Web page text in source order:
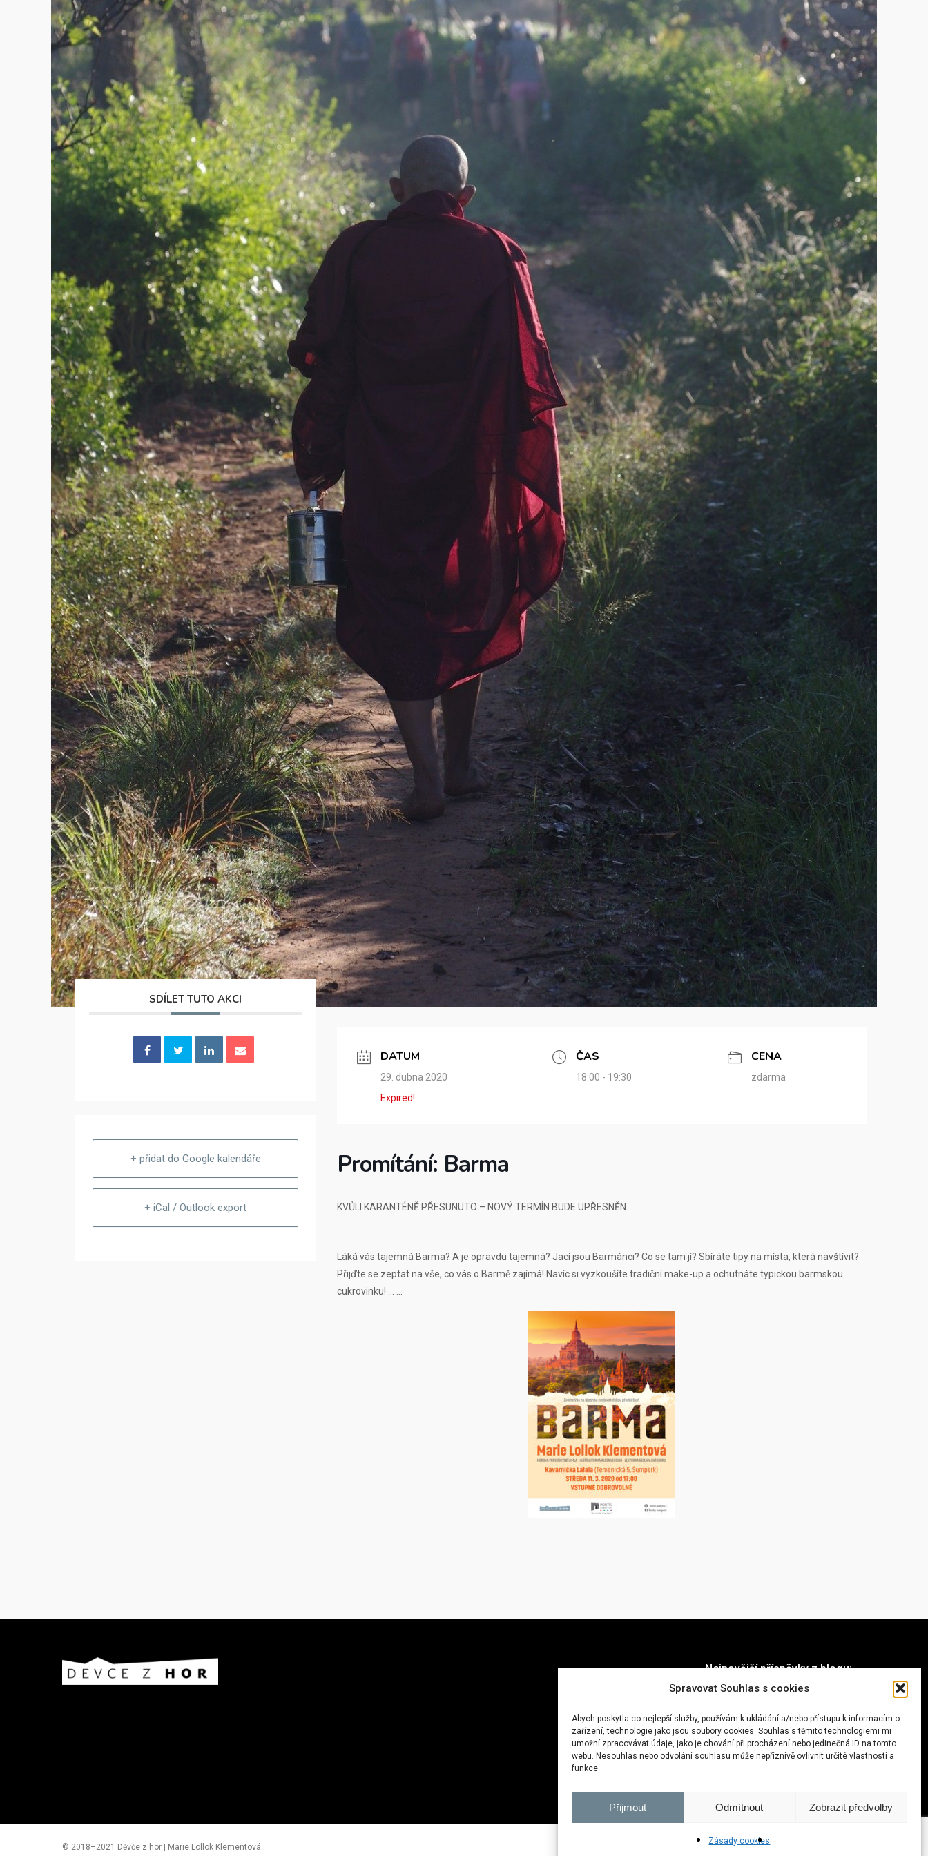
Spravovat Souhlas s cookies
Abych poskytla co nejlepší služby, používám k ukládání a/nebo přístupu k informacím o
zařízení, technologie jako jsou soubory cookies. Souhlas s těmito technologiemi mi
umožní zpracovávat údaje, jako je chování při procházení nebo jedinečná ID na tomto
webu. Nesouhlas nebo odvolání souhlasu může nepříznivě ovlivnit určité vlastnosti a
funkce.
Přijmout Odmítnout Zobrazit předvolby
Zásady cookies
SDÍLET TUTO AKCI
+ přidat do Google kalendáře
+ iCal / Outlook export
DATUM
29. dubna 2020
Expired!
ČAS
18:00 - 19:30
CENA
zdarma
Promítání: Barma
KVŮLI KARANTÉNĚ PŘESUNUTO – NOVÝ TERMÍN BUDE UPŘESNĚN
Láká vás tajemná Barma? A je opravdu tajemná? Jací jsou Barmánci? Co se tam jí? Sbíráte tipy na místa, která navštívit?
Přijďte se zeptat na vše, co vás o Barmě zajímá! Navíc si vyzkoušíte tradiční make-up a ochutnáte typickou barmskou
cukrovinku! … …
Nejnovější příspěvky z blogu:
vlakem
Fishermen’s Trail
© 2018–2021 Děvče z hor | Marie Lollok Klementová.